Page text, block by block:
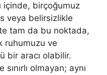
içinde, birçoğumuz
veya belirsizlikle
tam da bu noktada,
ruhumuzu ve
bir aracı olabilir.
olmayan; aynı